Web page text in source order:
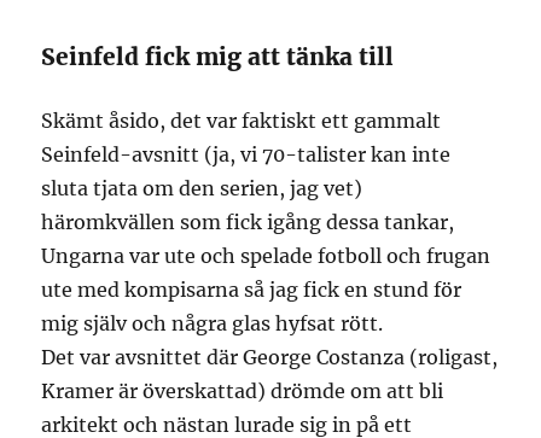
Seinfeld fick mig att tänka till
Skämt åsido, det var faktiskt ett gammalt
Seinfeld-avsnitt (ja, vi 70-talister kan inte
sluta tjata om den serien, jag vet)
häromkvällen som fick igång dessa tankar,
Ungarna var ute och spelade fotboll och frugan
ute med kompisarna så jag fick en stund för
mig själv och några glas hyfsat rött.
Det var avsnittet där George Costanza (roligast,
Kramer är överskattad) drömde om att bli
arkitekt och nästan lurade sig in på ett